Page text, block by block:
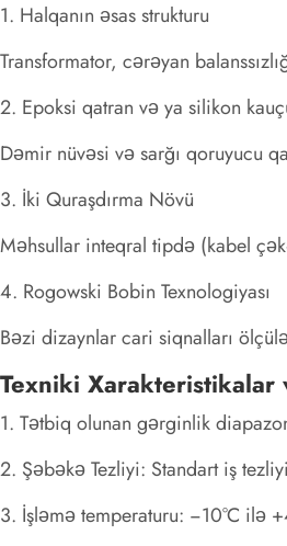
1. Halqanın əsas strukturu
Transformator, cərəyan
2. Epoksi qatran və ya silikon
Dəmir nüvəsi və sarğı qoruyucu
3. İki Quraşdırma Növü
Məhsullar inteqral tipdə (kabel
4. Rogowski Bobin Texnologiyası
Bəzi dizaynlar cari siqnalları
Texniki Xarakteristikalar
1. Tətbiq olunan gərginlik
2. Şəbəkə Tezliyi: Standart iş
3. İşləmə temperaturu: −10°C ilə